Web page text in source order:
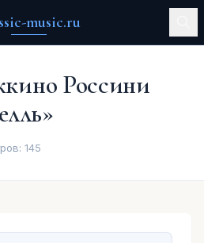
music.ru
Россини
145